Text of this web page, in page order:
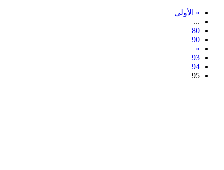
« الأولى
...
80
90
«
93
94
95